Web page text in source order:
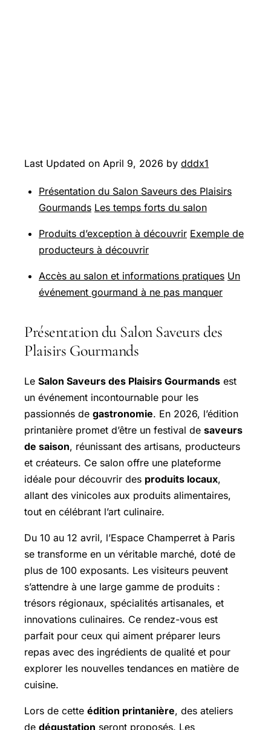
Last Updated on April 9, 2026 by dddx1
Présentation du Salon Saveurs des Plaisirs
Gourmands Les temps forts du salon
Produits d’exception à découvrir Exemple de
producteurs à découvrir
Accès au salon et informations pratiques Un
événement gourmand à ne pas manquer
Présentation du Salon Saveurs des
Plaisirs Gourmands
Le Salon Saveurs des Plaisirs Gourmands est
un événement incontournable pour les
passionnés de gastronomie. En 2026, l’édition
printanière promet d’être un festival de saveurs
de saison, réunissant des artisans, producteurs
et créateurs. Ce salon offre une plateforme
idéale pour découvrir des produits locaux,
allant des vinicoles aux produits alimentaires,
tout en célébrant l’art culinaire.
Du 10 au 12 avril, l’Espace Champerret à Paris
se transforme en un véritable marché, doté de
plus de 100 exposants. Les visiteurs peuvent
s’attendre à une large gamme de produits :
trésors régionaux, spécialités artisanales, et
innovations culinaires. Ce rendez-vous est
parfait pour ceux qui aiment préparer leurs
repas avec des ingrédients de qualité et pour
explorer les nouvelles tendances en matière de
cuisine.
Lors de cette édition printanière, des ateliers
de dégustation seront proposés. Les